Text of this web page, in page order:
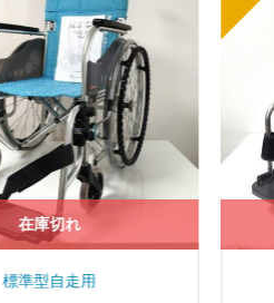
標準型自走用
在庫切れ